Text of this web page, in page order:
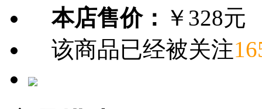
本店售价： ￥328元
该商品已经被关注